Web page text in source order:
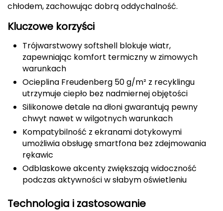
CMP
Ciele Athletics
Climbing Technology
Coleman
Columbia
Comodo
chłodem, zachowując dobrą oddychalność.
Kluczowe korzyści
Trójwarstwowy softshell blokuje wiatr,
zapewniając komfort termiczny w zimowych
warunkach
Ocieplina Freudenberg 50 g/m² z recyklingu
utrzymuje ciepło bez nadmiernej objętości
Silikonowe detale na dłoni gwarantują pewny
chwyt nawet w wilgotnych warunkach
Kompatybilność z ekranami dotykowymi
umożliwia obsługę smartfona bez zdejmowania
rękawic
Odblaskowe akcenty zwiększają widoczność
podczas aktywności w słabym oświetleniu
Technologia i zastosowanie